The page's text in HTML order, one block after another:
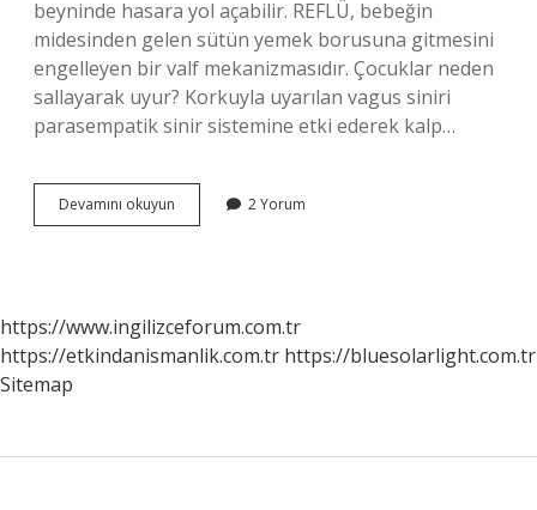
beyninde hasara yol açabilir. REFLÜ, bebeğin
midesinden gelen sütün yemek borusuna gitmesini
engelleyen bir valf mekanizmasıdır. Çocuklar neden
sallayarak uyur? Korkuyla uyarılan vagus siniri
parasempatik sinir sistemine etki ederek kalp…
Devamını okuyun Sallamak
Neden
2 Yorum
https://www.ingilizceforum.com.tr
https://etkindanismanlik.com.tr https://bluesolarlight.com.tr
Sitemap